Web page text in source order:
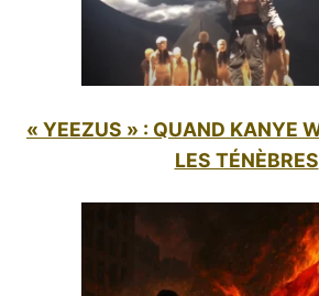
« YEEZUS » : QUAND KANYE
LES TÉNÈBRES